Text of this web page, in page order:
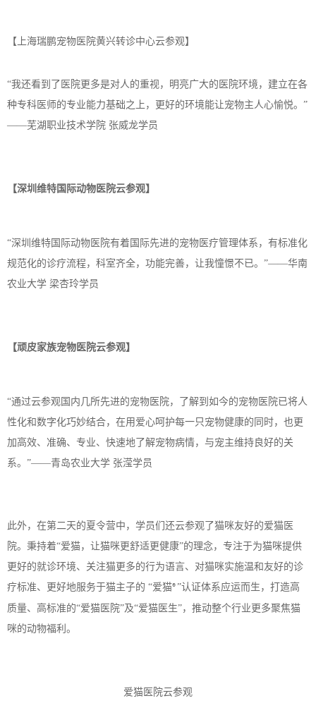
【上海瑞鹏宠物医院黄兴转诊中心云参观】
“我还看到了医院更多是对人的重视，明亮广大的医院环境，建立在各
种专科医师的专业能力基础之上，更好的环境能让宠物主人心愉悦。”
——芜湖职业技术学院 张威龙学员
【深圳维特国际动物医院云参观】
“深圳维特国际动物医院有着国际先进的宠物医疗管理体系，有标准化
规范化的诊疗流程，科室齐全，功能完善，让我憧憬不已。”——华南
农业大学 梁杏玲学员
【顽皮家族宠物医院云参观】
“通过云参观国内几所先进的宠物医院，了解到如今的宠物医院已将人
性化和数字化巧妙结合，在用爱心呵护每一只宠物健康的同时，也更
加高效、准确、专业、快速地了解宠物病情，与宠主维持良好的关
系。”——青岛农业大学 张滢学员
此外，在第二天的夏令营中，学员们还云参观了猫咪友好的爱猫医
院。秉持着“爱猫，让猫咪更舒适更健康”的理念，专注于为猫咪提供
更好的就诊环境、关注猫更多的行为语言、对猫咪实施温和友好的诊
疗标准、更好地服务于猫主子的 “爱猫®”认证体系应运而生，打造高
质量、高标准的“爱猫医院”及“爱猫医生”，推动整个行业更多聚焦猫
咪的动物福利。
爱猫医院云参观